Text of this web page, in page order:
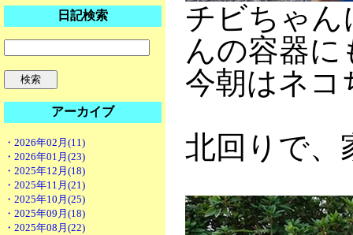
日記検索
アーカイブ
・2026年02月(11)
・2026年01月(23)
・2025年12月(18)
・2025年11月(21)
・2025年10月(25)
・2025年09月(18)
・2025年08月(22)
チビちゃ
んの容器に
今朝はネコ
北回りで、